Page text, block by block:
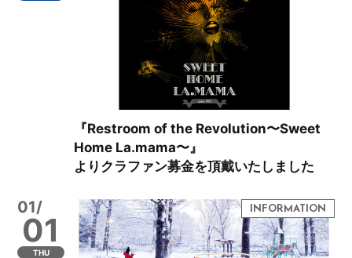
『Restroom of the Revolution〜Sweet
Home La.mama〜』
よりクラファン募金を頂戴いたしました
01/
01
THU